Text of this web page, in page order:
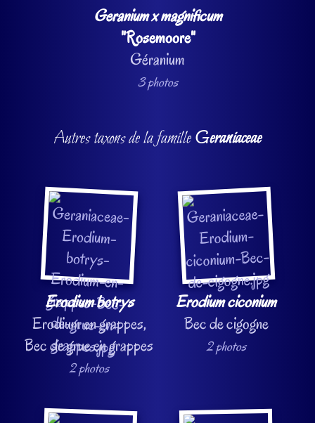
Geranium x magnificum
"Rosemoore"
Géranium
3 photos
Autres taxons de la familleGeraniaceae
Erodium botrys
Erodium en grappes,
Bec de grue en grappes
2 photos
Erodium ciconium
Bec de cigogne
2 photos